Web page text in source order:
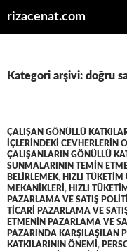
rizacenat.com
Kategori arşivi: doğru
ÇALIŞAN GÖNÜLLÜ
IÇLERINDEKI CEVHERLERIN
ÇALIŞANLARIN GÖNÜLLÜ
SUNMALARININ TEMIN
BELIRLEMEK, HIZLI TÜKETIM
MEKANIKLERI , HIZLI
PAZARLAMA VE SATIŞ
TICARI PAZARLAMA VE
ETMENIN PAZARLAMA VE
PAZARINDA KARŞILAŞILAN
KATKILARININ ÖNEMI ,